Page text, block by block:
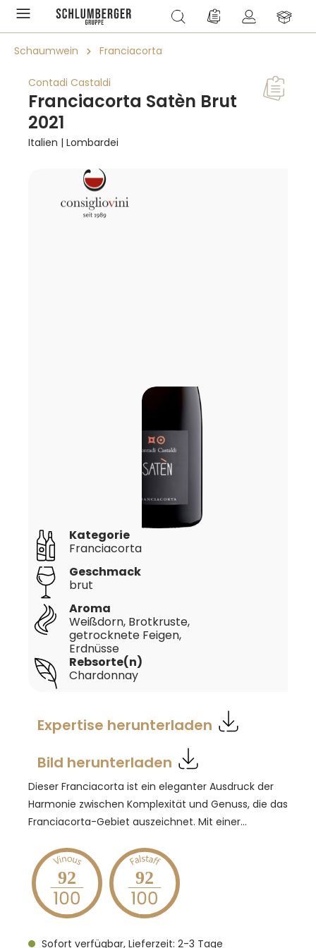
springen Du hast 0 Produkte
Schaumwein Franciacorta
Contadi Castaldi
Franciacorta Satèn Brut
2021
Italien | Lombardei
Bildergalerie überspringen
Kategorie
Franciacorta
Aroma
Weißdorn, Brotkruste,
getrocknete Feigen,
Erdnüsse
Geschmack
brut
Rebsorte(n)
Chardonnay
Expertise herunterladen
Bild herunterladen
Dieser Franciacorta ist ein eleganter Ausdruck der
Harmonie zwischen Komplexität und Genuss, die das
Franciacorta-Gebiet auszeichnet. Mit einer
anhaltenden Perlage zieht er sofort alle Blicke auf
sich. In der Nase entfaltet sich ein frisches und
elegantes Bouquet mit klaren Aromen von
Weißdorn, begleitet von Noten von Brotkruste,
92 92
Sofort verfügbar, Lieferzeit: 2-3 Tage